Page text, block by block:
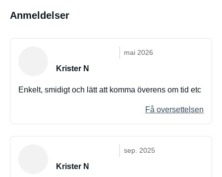
Anmeldelser
mai 2026
Krister N
Enkelt, smidigt och lätt att komma överens om tid etc
Få oversettelsen
sep. 2025
Krister N